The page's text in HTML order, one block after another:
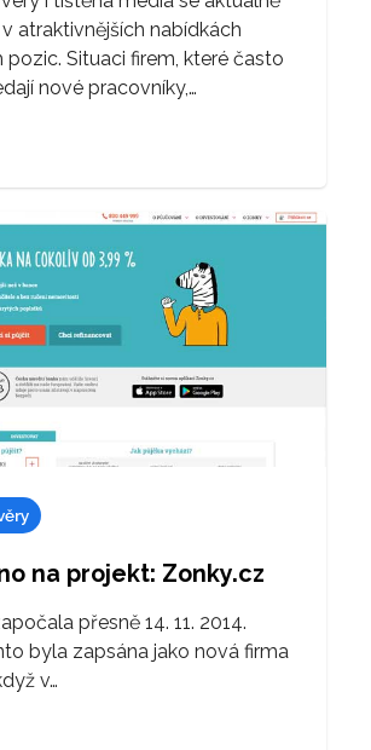
atraktivnějších nabídkách
pozic. Situaci firem, které často
nové pracovníky,…
na projekt: Zonky.cz
přesně 14. 11. 2014.
byla zapsána jako nová firma
v…